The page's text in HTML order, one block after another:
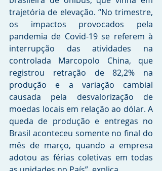
trajetória de elevação. “No trimestre,
os impactos provocados pela
pandemia de Covid-19 se referem à
interrupção das atividades na
controlada Marcopolo China, que
registrou retração de 82,2% na
produção e a variação cambial
causada pela desvalorização de
moedas locais em relação ao dólar. A
queda de produção e entregas no
Brasil aconteceu somente no final do
mês de março, quando a empresa
adotou as férias coletivas em todas